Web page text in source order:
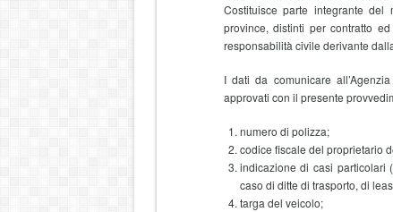
Costituisce parte integrante
province, distinti per contratto
responsabilità civile derivante
I dati da comunicare
approvati con il presente
numero di polizza;
codice fiscale del proprietario
indicazione di casi
caso di ditte di trasporto, di
targa del veicolo;